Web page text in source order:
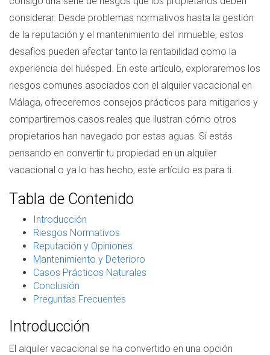
considerar. Desde problemas normativos hasta la gestión
de la reputación y el mantenimiento del inmueble, estos
desafíos pueden afectar tanto la rentabilidad como la
experiencia del huésped. En este artículo, exploraremos los
riesgos comunes asociados con el alquiler vacacional en
Málaga, ofreceremos consejos prácticos para mitigarlos y
compartiremos casos reales que ilustran cómo otros
propietarios han navegado por estas aguas. Si estás
pensando en convertir tu propiedad en un alquiler
vacacional o ya lo has hecho, este artículo es para ti.
Tabla de Contenido
Introducción
Riesgos Normativos
Reputación y Opiniones
Mantenimiento y Deterioro
Casos Prácticos Naturales
Conclusión
Preguntas Frecuentes
Introducción
El alquiler vacacional se ha convertido en una opción